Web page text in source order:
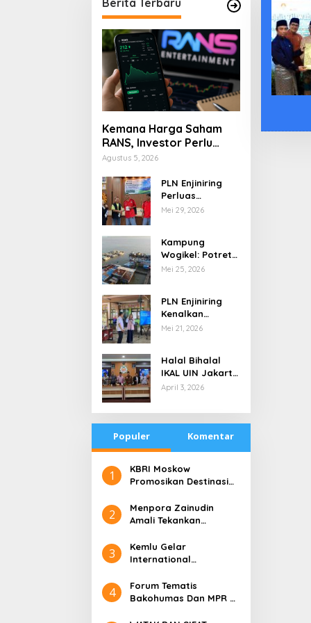
Kemana Harga Saham
RANS, Investor Perlu
Cermati Fundamental
Spekulasi Berlebihan
Agustus 5, 2026
PLN Enjiniring
Perluas
Wawasan Siswa
Perubahan Iklim
Mei 29, 2026
Kampung
Wogikel: Potret
Kehidupan
yang Bertahan
di Tengah
Keterbatasan
Mei 25, 2026
PLN Enjiniring
Kenalkan
Teknologi Energi
Mei 21, 2026
Halal Bihalal
IKAL UIN Jakarta
NTB, Alumni UIN
April 3, 2026
Populer Komentar
1
​KBRI Moskow
Promosikan Destinasi
Bali’
2
​Menpora Zainudin
Amali Tekankan
untuk DBON
3
​Kemlu Gelar
International
Diplomacy (ICDD)
4
Forum Tematis
Bakohumas Dan MPR RI